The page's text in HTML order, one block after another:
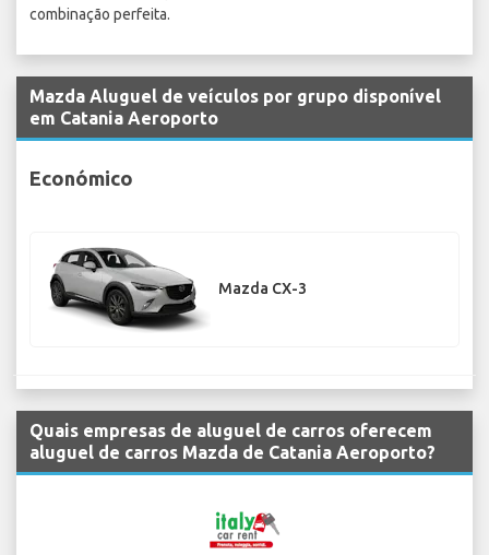
combinação perfeita.
Mazda Aluguel de veículos por grupo disponível
em Catania Aeroporto
Económico
Mazda CX-3
Quais empresas de aluguel de carros oferecem
aluguel de carros Mazda de Catania Aeroporto?